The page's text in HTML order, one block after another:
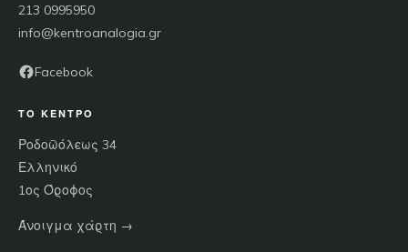
213 0995950
info@kentroanalogia.gr
Facebook
ΤΟ ΚΈΝΤΡΟ
Ροδοπόλεως 34
Ελληνικό
1ος Όροφος
Άνοιγμα χάρτη →